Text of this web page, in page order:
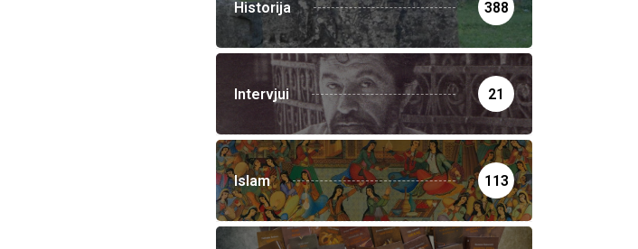
Historija 388
Intervjui 21
Islam 113